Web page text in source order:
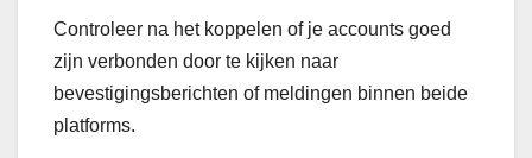
Controleer na het koppelen of je accounts goed
zijn verbonden door te kijken naar
bevestigingsberichten of meldingen binnen beide
platforms.